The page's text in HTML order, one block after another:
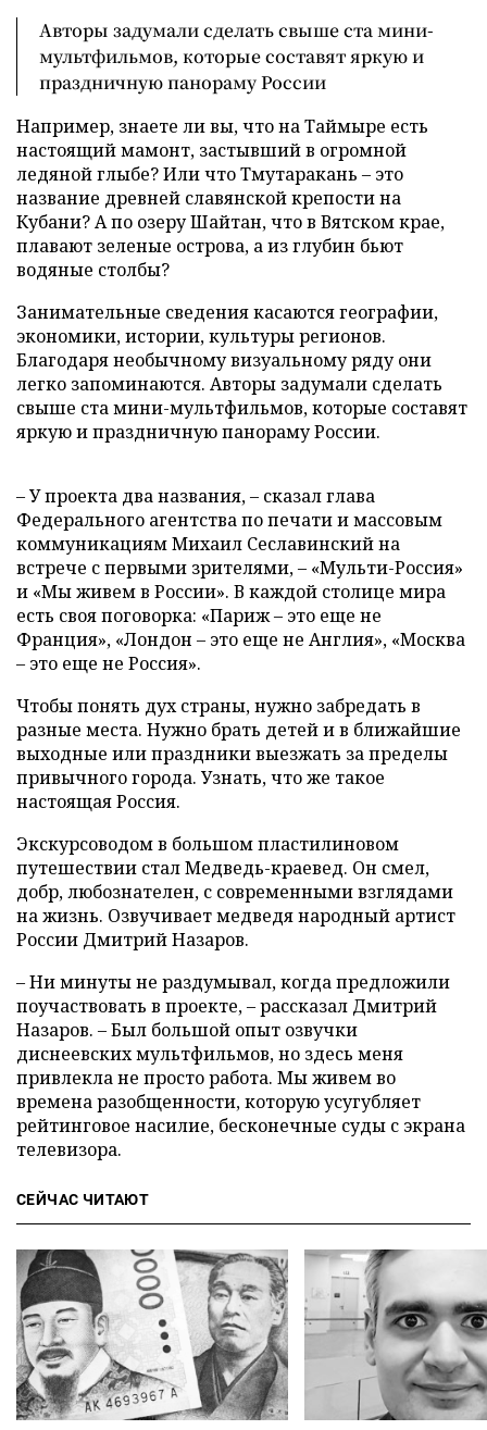
Авторы задумали сделать свыше ста мини-
мультфильмов, которые составят яркую и
праздничную панораму России
Например, знаете ли вы, что на Таймыре есть
настоящий мамонт, застывший в огромной
ледяной глыбе? Или что Тмутаракань – это
название древней славянской крепости на
Кубани? А по озеру Шайтан, что в Вятском крае,
плавают зеленые острова, а из глубин бьют
водяные столбы?
Занимательные сведения касаются географии,
экономики, истории, культуры регионов.
Благодаря необычному визуальному ряду они
легко запоминаются. Авторы задумали сделать
свыше ста мини-мультфильмов, которые составят
яркую и праздничную панораму России.
– У проекта два названия, – сказал глава
Федерального агентства по печати и массовым
коммуникациям Михаил Сеславинский на
встрече с первыми зрителями, – «Мульти-Россия»
и «Мы живем в России». В каждой столице мира
есть своя поговорка: «Париж – это еще не
Франция», «Лондон – это еще не Англия», «Москва
– это еще не Россия».
Чтобы понять дух страны, нужно забредать в
разные места. Нужно брать детей и в ближайшие
выходные или праздники выезжать за пределы
привычного города. Узнать, что же такое
настоящая Россия.
Экскурсоводом в большом пластилиновом
путешествии стал Медведь-краевед. Он смел,
добр, любознателен, с современными взглядами
на жизнь. Озвучивает медведя народный артист
России Дмитрий Назаров.
– Ни минуты не раздумывал, когда предложили
поучаствовать в проекте, – рассказал Дмитрий
Назаров. – Был большой опыт озвучки
диснеевских мультфильмов, но здесь меня
привлекла не просто работа. Мы живем во
времена разобщенности, которую усугубляет
рейтинговое насилие, бесконечные суды с экрана
телевизора.
СЕЙЧАС ЧИТАЮТ